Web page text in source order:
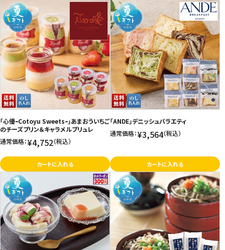
「心優ｰCotoyu Sweetsｰ」あまおういちご
のチーズプリン＆キャラメルブリュレ
通常価格：¥4,752（税込）
カートに入れる
「ANDE」デニッシュバラエティ
通常価格：¥3,564（税込）
カートに入れる